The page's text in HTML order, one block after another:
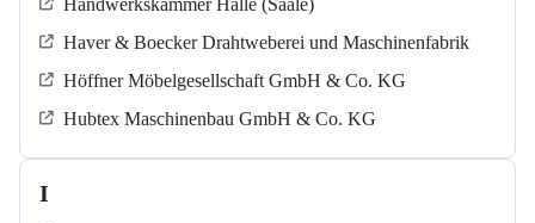
Handwerkskammer Halle (Saale)
Haver & Boecker Drahtweberei und Maschinenfabrik
Höffner Möbelgesellschaft GmbH & Co. KG
Hubtex Maschinenbau GmbH & Co. KG
I